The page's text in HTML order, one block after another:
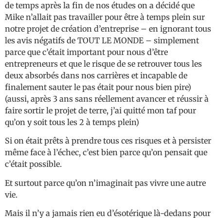
de temps après la fin de nos études on a décidé que
Mike n’allait pas travailler pour être à temps plein sur
notre projet de création d’entreprise – en ignorant tous
les avis négatifs de TOUT LE MONDE – simplement
parce que c’était important pour nous d’être
entrepreneurs et que le risque de se retrouver tous les
deux absorbés dans nos carrières et incapable de
finalement sauter le pas était pour nous bien pire)
(aussi, après 3 ans sans réellement avancer et réussir à
faire sortir le projet de terre, j’ai quitté mon taf pour
qu’on y soit tous les 2 à temps plein)
Si on était prêts à prendre tous ces risques et à persister
même face à l’échec, c’est bien parce qu’on pensait que
c’était possible.
Et surtout parce qu’on n’imaginait pas vivre une autre
vie.
Mais il n’y a jamais rien eu d’ésotérique là-dedans pour